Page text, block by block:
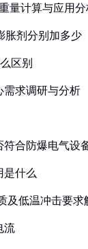
量计算与应用
胀剂分别加多少
区别
需求调研与分析
合防爆电气设
是什么
及低温冲击要求
流